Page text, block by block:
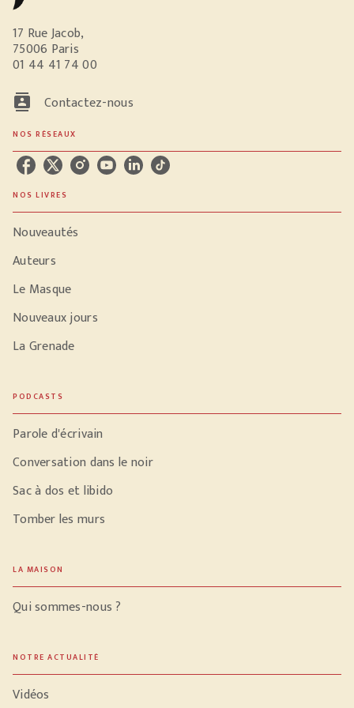
17 Rue Jacob,
75006 Paris
01 44 41 74 00
contacts Contactez-nous
NOS RÉSEAUX
NOS LIVRES
Nouveautés
Auteurs
Le Masque
Nouveaux jours
La Grenade
PODCASTS
Parole d'écrivain
Conversation dans le noir
Sac à dos et libido
Tomber les murs
LA MAISON
Qui sommes-nous ?
NOTRE ACTUALITÉ
Vidéos